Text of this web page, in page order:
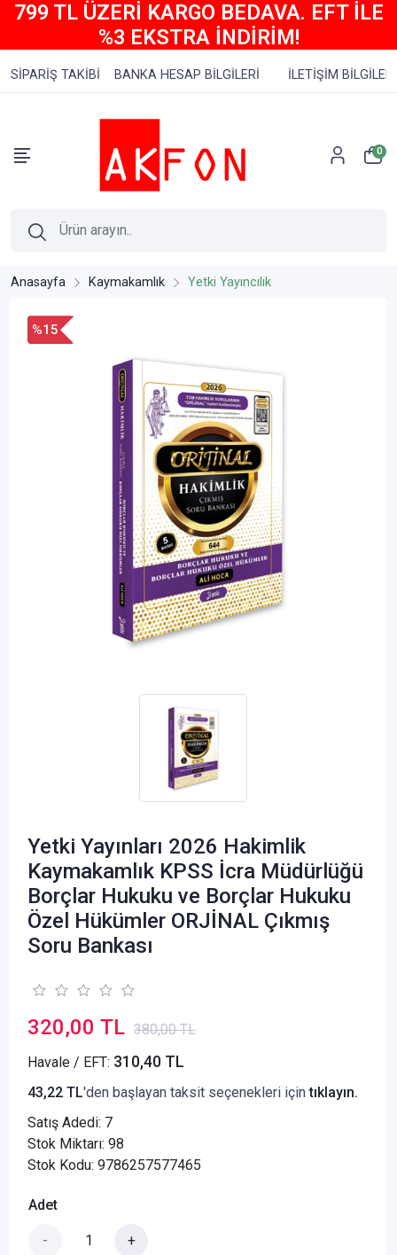
799 TL ÜZERİ KARGO BEDAVA. EFT İLE
%3 EKSTRA İNDİRİM!
SİPARİŞ TAKİBİ BANKA HESAP BİLGİLERİ İLETİŞİM BİLGİLERİ
0
Anasayfa Kaymakamlık Yetki Yayıncılık
%15
Yetki Yayınları 2026 Hakimlik
Kaymakamlık KPSS İcra Müdürlüğü
Borçlar Hukuku ve Borçlar Hukuku
Özel Hükümler ORJİNAL Çıkmış
Soru Bankası
320,00 TL 380,00 TL
Havale / EFT: 310,40 TL
43,22 TL'den başlayan taksit seçenekleri içintıklayın.
Satış Adedi: 7
Stok Miktarı: 98
Stok Kodu: 9786257577465
Adet
- +